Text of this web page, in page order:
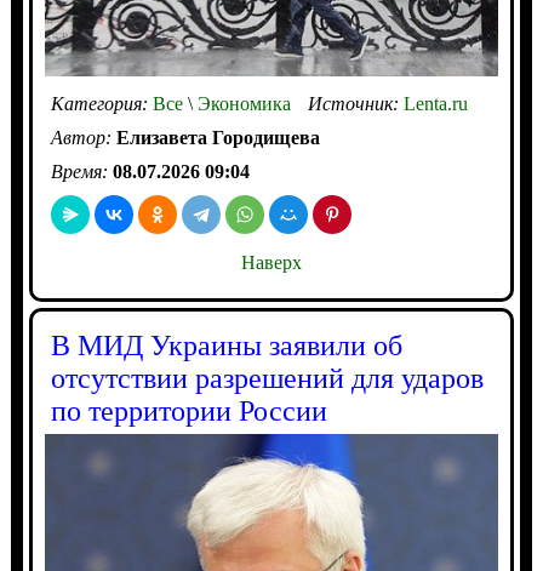
Категория: Все\Экономика Источник: Lenta.ru
Автор: Елизавета Городищева
Время: 08.07.2026 09:04
Наверх
В МИД Украины заявили об
отсутствии разрешений для ударов
по территории России